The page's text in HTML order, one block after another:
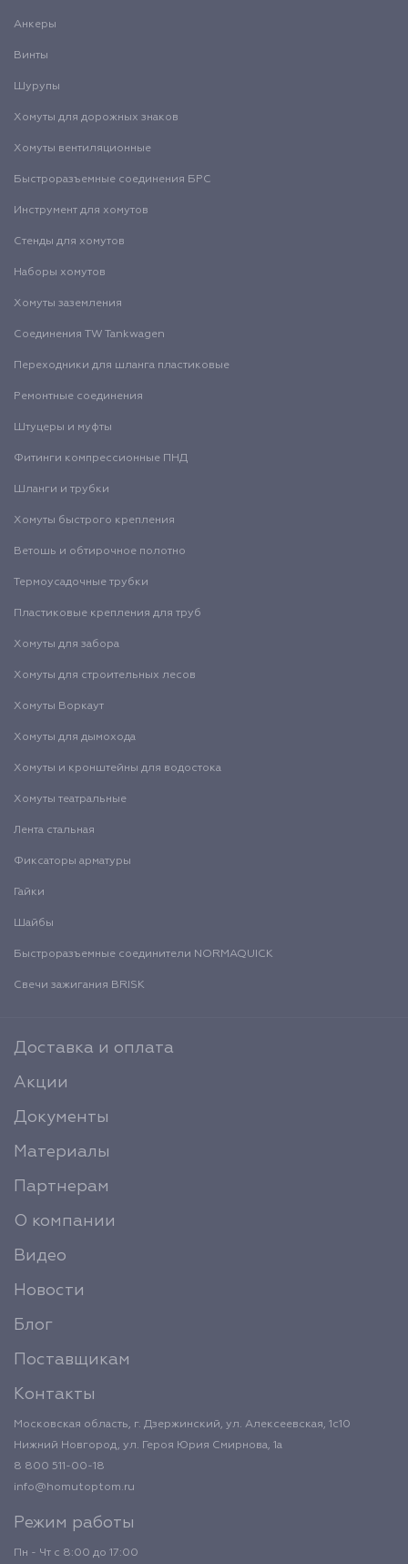
Анкеры
Винты
Шурупы
Хомуты для дорожных знаков
Хомуты вентиляционные
Быстроразъемные соединения БРС
Инструмент для хомутов
Стенды для хомутов
Наборы хомутов
Хомуты заземления
Соединения TW Tankwagen
Переходники для шланга пластиковые
Ремонтные соединения
Штуцеры и муфты
Фитинги компрессионные ПНД
Шланги и трубки
Хомуты быстрого крепления
Ветошь и обтирочное полотно
Термоусадочные трубки
Пластиковые крепления для труб
Хомуты для забора
Хомуты для строительных лесов
Хомуты Воркаут
Хомуты для дымохода
Хомуты и кронштейны для водостока
Хомуты театральные
Лента стальная
Фиксаторы арматуры
Гайки
Шайбы
Быстроразъемные соединители NORMAQUICK
Свечи зажигания BRISK
Доставка и оплата
Акции
Документы
Материалы
Партнерам
О компании
Видео
Новости
Блог
Поставщикам
Контакты
Московская область, г. Дзержинский, ул. Алексеевская, 1с10
Нижний Новгород, ул. Героя Юрия Смирнова, 1а
8 800 511-00-18
info@homutoptom.ru
Режим работы
Пн - Чт с 8:00 до 17:00